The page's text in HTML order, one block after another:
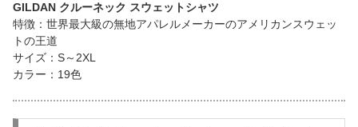
GILDAN クルーネック スウェットシャツ
特徴：世界最大級の無地アパレルメーカーのアメリカンスウェッ
トの王道
サイズ：S～2XL
カラー：19色